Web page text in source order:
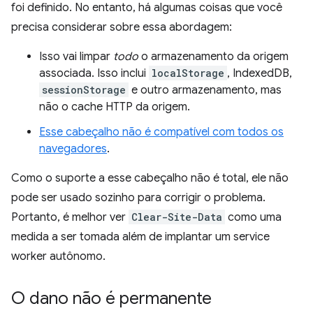
foi definido. No entanto, há algumas coisas que você
precisa considerar sobre essa abordagem:
Isso vai limpar todo o armazenamento da origem
associada. Isso inclui localStorage , IndexedDB,
sessionStorage e outro armazenamento, mas
não o cache HTTP da origem.
Esse cabeçalho não é compatível com todos os
navegadores.
Como o suporte a esse cabeçalho não é total, ele não
pode ser usado sozinho para corrigir o problema.
Portanto, é melhor ver Clear-Site-Data como uma
medida a ser tomada além de implantar um service
worker autônomo.
O dano não é permanente